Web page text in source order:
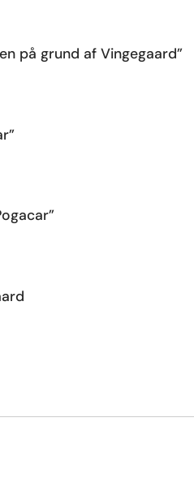
på grund af Vingegaard”